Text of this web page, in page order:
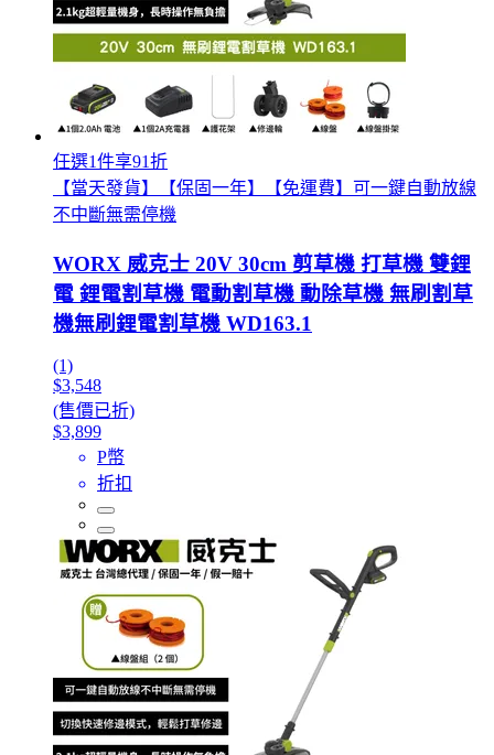
任選1件享91折
【當天發貨】【保固一年】【免運費】可一鍵自動放線
不中斷無需停機
WORX 威克士 20V 30cm 剪草機 打草機 雙鋰
電 鋰電割草機 電動割草機 動除草機 無刷割草
機無刷鋰電割草機 WD163.1
(1)
$3,548
(售價已折)
$3,899
P幣
折扣